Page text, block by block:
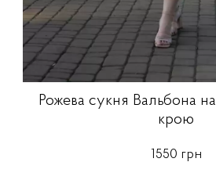
Рожева сукня Вальбона
крою
1550 грн